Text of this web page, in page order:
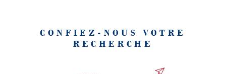
CONFIEZ-NOUS VOTRE
RECHERCHE